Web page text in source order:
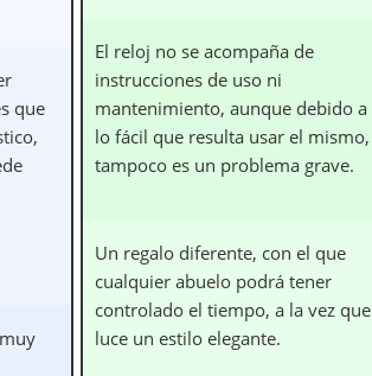
que
El reloj no se acompaña de
instrucciones de uso ni
mantenimiento, aunque debido a
lo fácil que resulta usar el mismo,
tampoco es un problema grave.
Un regalo diferente, con el que
cualquier abuelo podrá tener
controlado el tiempo, a la vez que
luce un estilo elegante.